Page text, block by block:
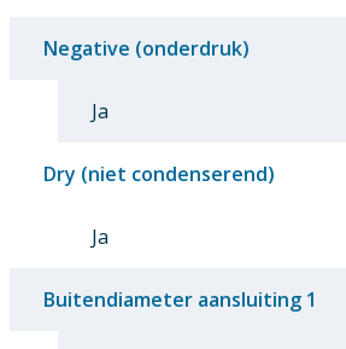
Negative (onderdruk)
Ja
Dry (niet condenserend)
Ja
Buitendiameter aansluiting 1